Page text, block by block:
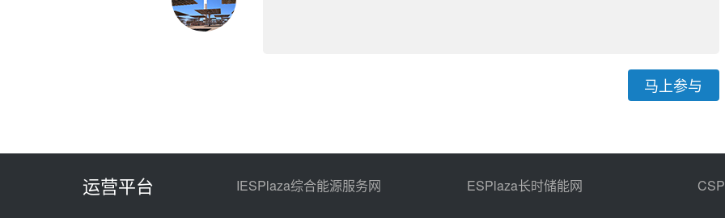
马上参与
运营平台 IESPlaza综合能源服务网 ESPlaza长时储能网